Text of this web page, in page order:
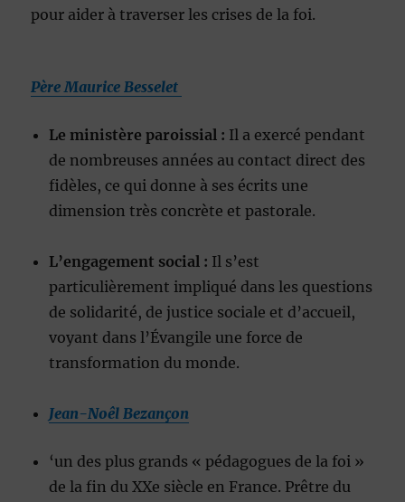
pour aider à traverser les crises de la foi.
Père Maurice Besselet
Le ministère paroissial : Il a exercé pendant
de nombreuses années au contact direct des
fidèles, ce qui donne à ses écrits une
dimension très concrète et pastorale.
L’engagement social : Il s’est
particulièrement impliqué dans les questions
de solidarité, de justice sociale et d’accueil,
voyant dans l’Évangile une force de
transformation du monde.
Jean-Noêl Bezançon
‘un des plus grands « pédagogues de la foi »
de la fin du XXe siècle en France. Prêtre du